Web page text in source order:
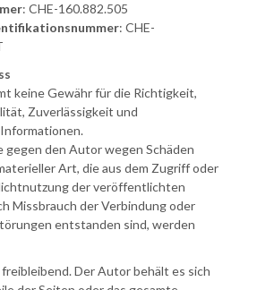
: CHE-160.882.505
: CHE-
keine Gewähr für die Richtigkeit,
Zuverlässigkeit und
gegen den Autor wegen Schäden
Art, die aus dem Zugriff oder
der veröffentlichten
Missbrauch der Verbindung oder
entstanden sind, werden
Der Autor behält es sich